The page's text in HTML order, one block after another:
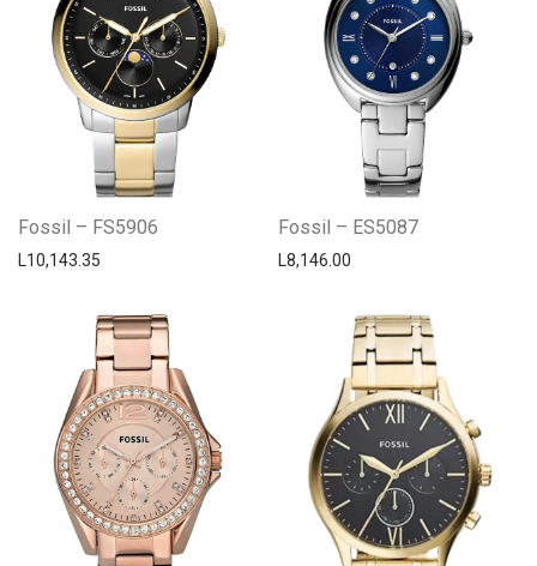
Fossil – FS5906
L10,143.35
Fossil – ES5087
L8,146.00